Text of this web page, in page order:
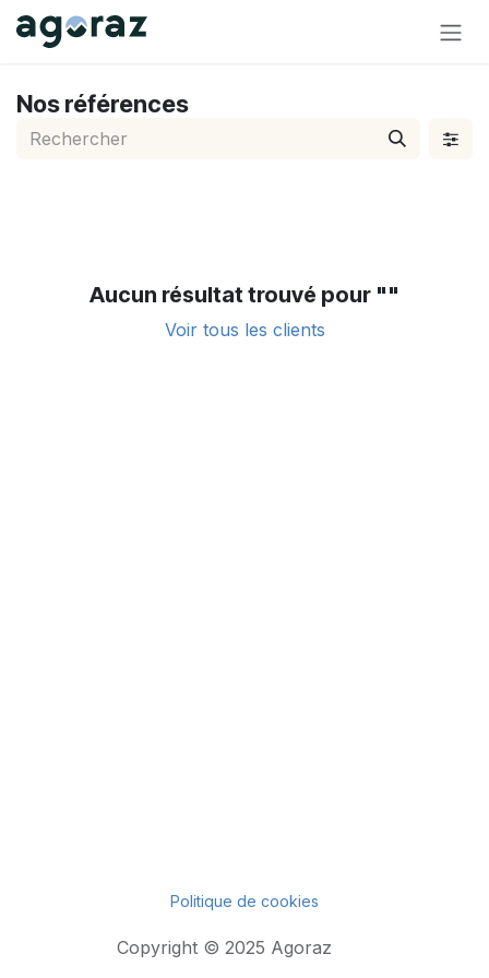
Se rendre au contenu
Nos références
Aucun résultat trouvé pour ""
Voir tous les clients
Politique de cookies
Copyright © 2025 Agoraz